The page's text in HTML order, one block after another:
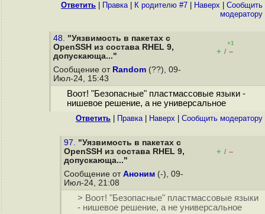
Ответить Правка| К родителю #7 Наверх
Cообщить
модератору
48. "Уязвимость в пакетах с
OpenSSH из состава RHEL 9,
допускающа..."
+1
+ / –
Сообщение от Random (??), 09-
Июл-24, 15:43
Воот! "Безопасные" пластмассовые языки -
нишевое решение, а не универсальное
Ответить Правка| Наверх Cообщить модератору
97. "Уязвимость в пакетах с
OpenSSH из состава RHEL 9,
допускающа..."
+ / –
Сообщение от Аноним (-), 09-
Июл-24, 21:08
> Воот! "Безопасные" пластмассовые языки
- нишевое решение, а не универсальное